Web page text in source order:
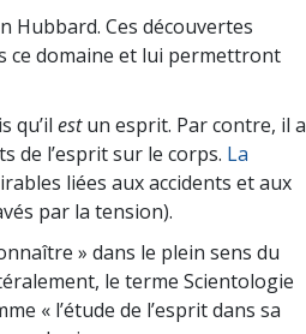
Hubbard. Ces découvertes
ce domaine et lui permettront
qu’il estun esprit. Par contre, il a
de l’esprit sur le corps. La
liées aux accidents et aux
par la tension).
» dans le plein sens du
le terme Scientologie
« l’étude de l’esprit dans sa